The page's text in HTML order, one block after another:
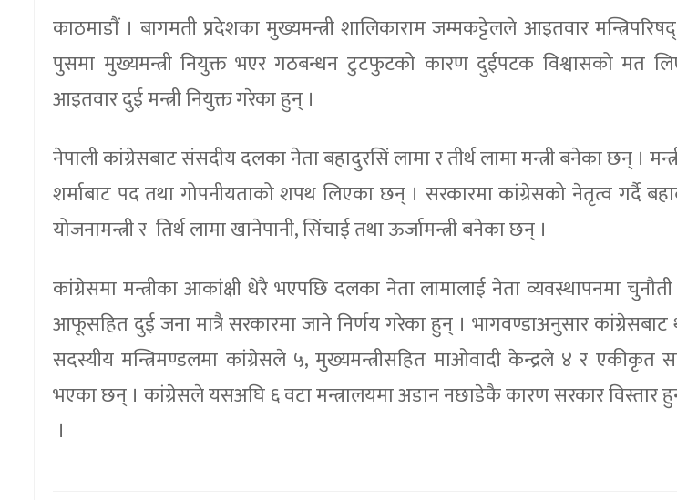
काठमाडाैं । बागमती प्रदेशका मुख्यमन्त्री शालिकाराम जम्मकट्टेलले आइतवार
पुसमा मुख्यमन्त्री नियुक्त भएर गठबन्धन टुटफुटको कारण दुईपटक विश्वासको मत
आइतवार दुई मन्त्री नियुक्त गरेका हुन् ।
नेपाली कांग्रेसबाट संसदीय दलका नेता बहादुरसिं लामा र तीर्थ लामा मन्त्री बनेका छन् ।
शर्माबाट पद तथा गोपनीयताको शपथ लिएका छन् । सरकारमा कांग्रेसको नेतृत्व गर्दै
योजनामन्त्री र तिर्थ लामा खानेपानी, सिंचाई तथा ऊर्जामन्त्री बनेका छन् ।
कांग्रेसमा मन्त्रीका आकांक्षी धेरै भएपछि दलका नेता लामालाई नेता व्यवस्थापनमा
आफूसहित दुई जना मात्रै सरकारमा जाने निर्णय गरेका हुन् । भागवण्डाअनुसार कांग्रेसबाट
सदस्यीय मन्त्रिमण्डलमा कांग्रेसले ५, मुख्यमन्त्रीसहित माओवादी केन्द्रले ४ र एकीकृत
भएका छन् । कांग्रेसले यसअघि ६ वटा मन्त्रालयमा अडान नछाडेकै कारण सरकार विस्तार
।